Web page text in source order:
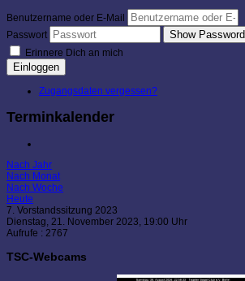
Benutzername oder E-Mail
Passwort
Show Password
Erinnere Dich an mich
Einloggen
Zugangsdaten vergessen?
Terminkalender
Nach Jahr
Nach Monat
Nach Woche
Heute
7. Vorstandssitzung 2023
Dienstag, 21. November 2023, 19:00 Uhr
Aufrufe : 2767
TSC-Webcams